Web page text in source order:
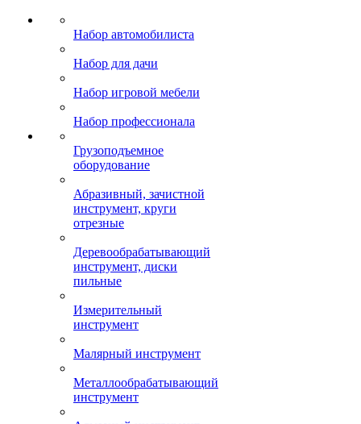
Набор автомобилиста
Набор для дачи
Набор игровой мебели
Набор профессионала
Грузоподъемное
оборудование
Абразивный, зачистной
инструмент, круги
отрезные
Деревообрабатывающий
инструмент, диски
пильные
Измерительный
инструмент
Малярный инструмент
Металлообрабатывающий
инструмент